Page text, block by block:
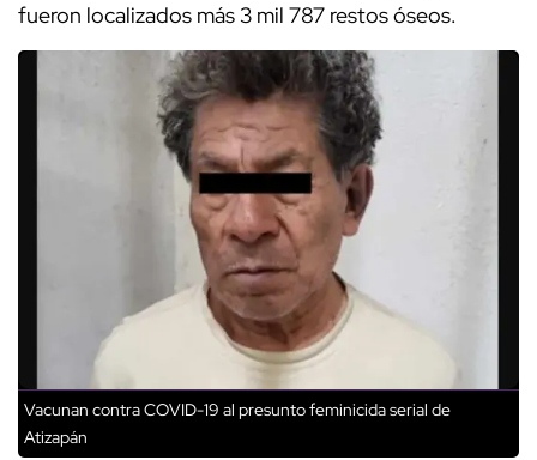
fueron localizados más 3 mil 787 restos óseos.
Vacunan contra COVID-19 al presunto feminicida serial de
Atizapán